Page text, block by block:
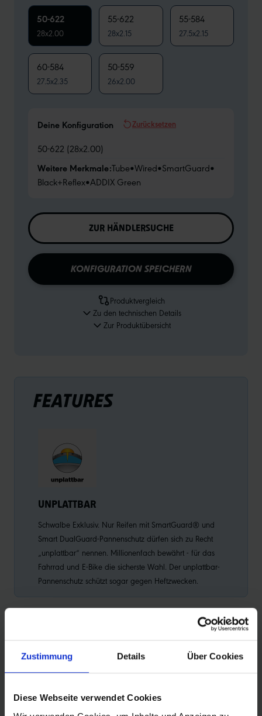
Zustimmung Details Über Cookies
Diese Webseite verwendet Cookies
50-622
28x2.00
55-622
28x2.15
55-584
27.5x2.15
60-584
27.5x2.35
50-559
26x2.00
Deine Konfiguration Zurücksetzen
50-622 (28x2.00)
Weitere Merkmale:Tube•Wired•SmartGuard•
Black+Reflex•ADDIX Green
ZUR HÄNDLERSUCHE
KONFIGURATION SPEICHERN
Produktvergleich
Zu den technischen Details
Zur Produktübersicht
FEATURES
UNPLATTBAR
Schwalbe Exklusiv. Nur Reifen mit SmartGuard® und
Smart DualGuard-Pannenschutz dürfen sich zu Recht
„unplattbar“ nennen. Millionenfach bewährt - für das
Fahrrad und E-Bike die sicherste Wahl. Der unplattbar-
Pannenschutz schützt sogar gegen Heftzwecken.
PRODUKTINFORMATIONEN
UNPLATTBAR - MIT MARKANTEM TREKKINGPROFIL.
Ob Asphalt oder Naturstraße, der vielseitige Reifen ist